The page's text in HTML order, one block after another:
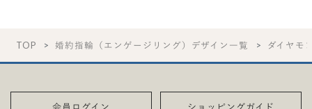
TOP 婚約指輪（エンゲージリング）デザイン一覧 ダイヤモ